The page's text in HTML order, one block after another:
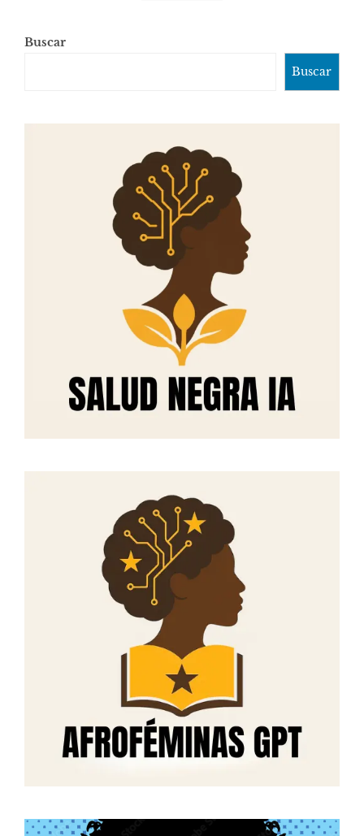
Buscar
Buscar